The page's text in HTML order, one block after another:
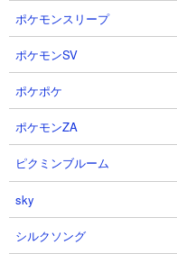
DPSが8割弱といった感じ
が詰めないことや本能育成
ンと張り合うのはちょっと
ゲーム序盤であれば使いど
キャラ的な性能なのでその
う。ただハリケーンサイク
れるので起用はオススメ。
２．全妨害無効が魅力的
ネコセイバーオルタはふっ
を遅くする無効、攻撃力低
ポケモンスリープ
ポケモンSV
ポケポケ
ポケモンZA
ピクミンブルーム
sky
シルクソング